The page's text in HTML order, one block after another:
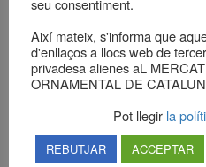
seu consentiment.
Així mateix, s'informa que
d'enllaços a llocs web de
privadesa alienes aL
ORNAMENTAL DE
Pot llegir la
REBUTJAR ACCEPTAR